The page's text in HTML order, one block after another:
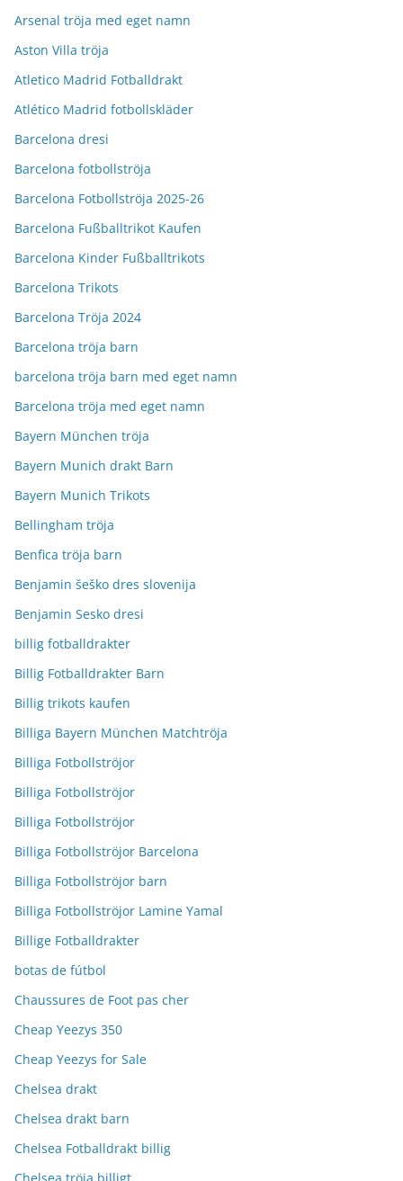
Arsenal tröja med eget namn
Aston Villa tröja
Atletico Madrid Fotballdrakt
Atlético Madrid fotbollskläder
Barcelona dresi
Barcelona fotbollströja
Barcelona Fotbollströja 2025-26
Barcelona Fußballtrikot Kaufen
Barcelona Kinder Fußballtrikots
Barcelona Trikots
Barcelona Tröja 2024
Barcelona tröja barn
barcelona tröja barn med eget namn
Barcelona tröja med eget namn
Bayern München tröja
Bayern Munich drakt Barn
Bayern Munich Trikots
Bellingham tröja
Benfica tröja barn
Benjamin šeško dres slovenija
Benjamin Sesko dresi
billig fotballdrakter
Billig Fotballdrakter Barn
Billig trikots kaufen
Billiga Bayern München Matchtröja
Billiga Fotbollströjor
Billiga Fotbollströjor
Billiga Fotbollströjor
Billiga Fotbollströjor Barcelona
Billiga Fotbollströjor barn
Billiga Fotbollströjor Lamine Yamal
Billige Fotballdrakter
botas de fútbol
Chaussures de Foot pas cher
Cheap Yeezys 350
Cheap Yeezys for Sale
Chelsea drakt
Chelsea drakt barn
Chelsea Fotballdrakt billig